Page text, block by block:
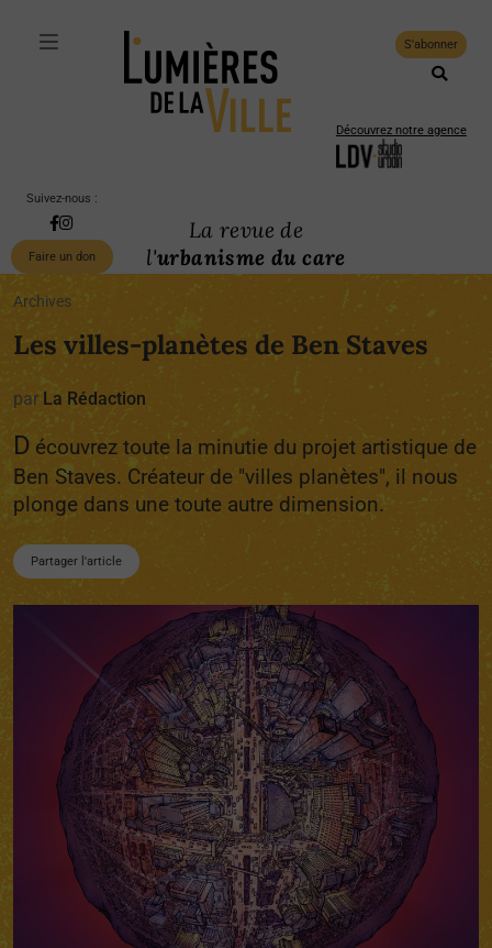
S'abonner
Découvrez notre agence
Suivez-nous :
Faire un don
La revue de
l'urbanisme du care
Archives
Les villes-planètes de Ben Staves
par La Rédaction
D écouvrez toute la minutie du projet artistique de
Ben Staves. Créateur de "villes planètes", il nous
plonge dans une toute autre dimension.
Partager l'article